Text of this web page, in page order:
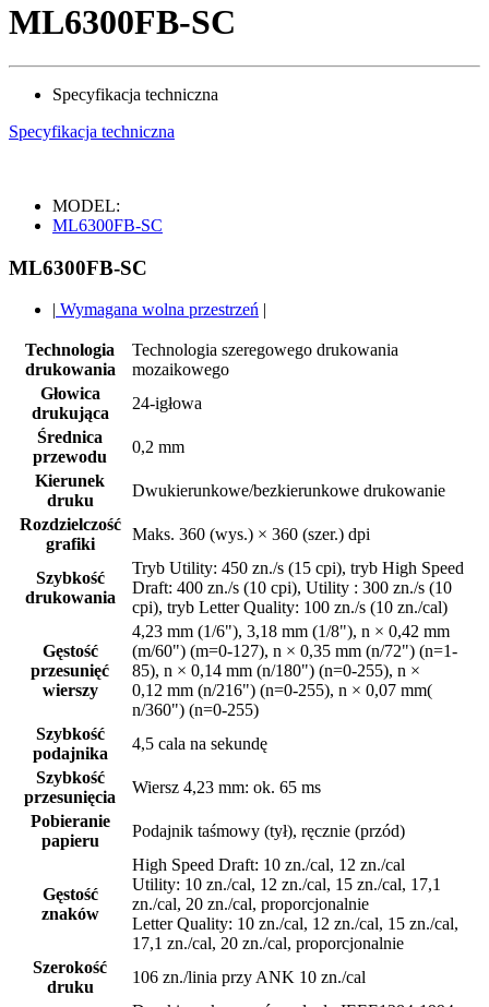
ML6300FB-SC
Specyfikacja techniczna
Specyfikacja techniczna
MODEL:
ML6300FB-SC
ML6300FB-SC
| Wymagana wolna przestrzeń |
Technologia
drukowania
Technologia szeregowego drukowania
mozaikowego
Głowica
drukująca
24-igłowa
Średnica
przewodu
0,2 mm
Kierunek
druku
Dwukierunkowe/bezkierunkowe drukowanie
Rozdzielczość
grafiki
Maks. 360 (wys.) × 360 (szer.) dpi
Szybkość
drukowania
Tryb Utility: 450 zn./s (15 cpi), tryb High Speed
Draft: 400 zn./s (10 cpi), Utility : 300 zn./s (10
cpi), tryb Letter Quality: 100 zn./s (10 zn./cal)
Gęstość
przesunięć
wierszy
4,23 mm (1/6"), 3,18 mm (1/8"), n × 0,42 mm
(m/60") (m=0-127), n × 0,35 mm (n/72") (n=1-
85), n × 0,14 mm (n/180") (n=0-255), n ×
0,12 mm (n/216") (n=0-255), n × 0,07 mm(
n/360") (n=0-255)
Szybkość
podajnika
4,5 cala na sekundę
Szybkość
przesunięcia
Wiersz 4,23 mm: ok. 65 ms
Pobieranie
papieru
Podajnik taśmowy (tył), ręcznie (przód)
Gęstość
znaków
High Speed Draft: 10 zn./cal, 12 zn./cal
Utility: 10 zn./cal, 12 zn./cal, 15 zn./cal, 17,1
zn./cal, 20 zn./cal, proporcjonalnie
Letter Quality: 10 zn./cal, 12 zn./cal, 15 zn./cal,
17,1 zn./cal, 20 zn./cal, proporcjonalnie
Szerokość
druku
106 zn./linia przy ANK 10 zn./cal